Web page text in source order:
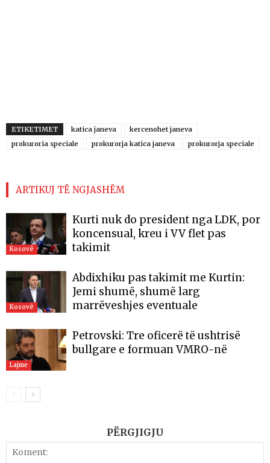
ETIKETIMET katica janeva
kercenohet janeva
prokuroria speciale
prokurorja katica janeva prokurorja speciale
ARTIKUJ TË NGJASHËM
Kosovë
Kurti nuk do president nga LDK, por
koncensual, kreu i VV flet pas
takimit
Kosovë
Abdixhiku pas takimit me Kurtin:
Jemi shumë, shumë larg
marrëveshjes eventuale
Lajme
Petrovski: Tre oficerë të ushtrisë
bullgare e formuan VMRO-në
PËRGJIGJU